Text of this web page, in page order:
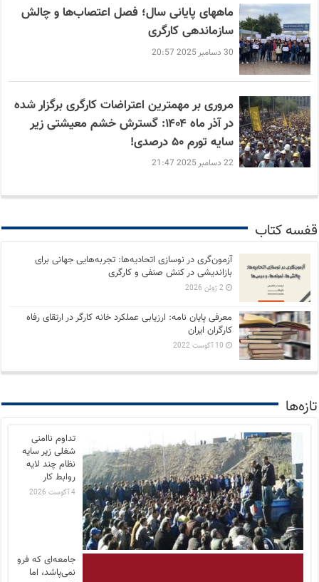
ماههای پایانی سال؛ فصل اعتصاب‌ها و چالش
سازماندهی کارگری
30 دسامبر 2025 20:57
مروری بر مهمترین اعتراضات کارگری برگزار شده
در آذر ماه ۱۴۰۴: گسترش خشم معیشتی زیر
سایه تورم ۵۰ درصدی!
22 دسامبر 2025 21:47
قفسه کتاب
آزمون‌گری در نوسازی اتحادیه‌ها: تجربه‌هایی جهانی برای
بازاندیشی در کنش صنفی و کارگری
2 ژوئن 2026
معرفی پایان نامه: ارزیابی عملکرد خانه کارگر در ارتقای رفاه
کارگران ایران
10 آگوست 2022
تازه‌ها
تداوم ناامنی
شغلی زیر سایه
نظام چند لایه
روابط کار
4 آگوست 2026
جامعه‌ای که فرو
نمی‌پاشد، اما